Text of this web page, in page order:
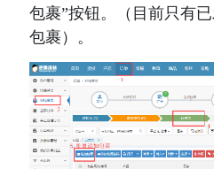
包裹”按钮。（目前只有
包裹）。